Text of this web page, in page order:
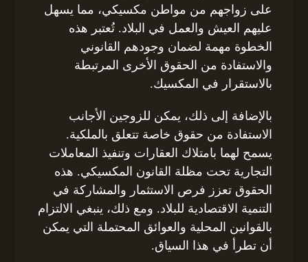
على زواجهم من مواطن مكسيكي، مما يسهل
عليهم العيش والعمل في البلاد. تُعتبر هذه
الخطوة مهمة لضمان وجودهم القانوني
والاستفادة من الحقوق الأخرى المرتبطة
بالاستقرار في المكسيك.
بالإضافة إلى ذلك، يمكن للزوجين الأجانب
الاستفادة من حقوق خاصة تتعلق بالملكية.
يسمح لهما بامتلاك العقارات وتنفيذ المعاملات
التجارية تحت مظلة القانون المكسيكي. هذه
الحقوق تعزز فرص الاستثمار والمشاركة في
التنمية الاقتصادية للبلاد. ومع ذلك، ينبغي الالتزام
بالقوانين المحلية والعوائق المحتملة التي يمكن
أن تطرأ في هذا السياق.